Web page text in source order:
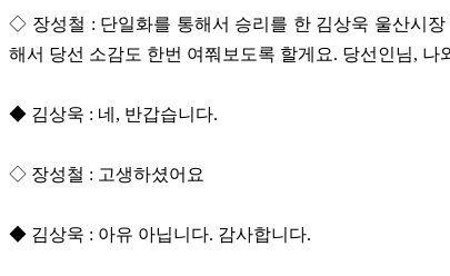
◇ 장성철 : 단일화를 통해서 승리를 한 김상욱 울산시장
해서 당선 소감도 한번 여쭤보도록 할게요. 당선인님, 나
◆ 김상욱 : 네, 반갑습니다.
◇ 장성철 : 고생하셨어요
◆ 김상욱 : 아유 아닙니다. 감사합니다.